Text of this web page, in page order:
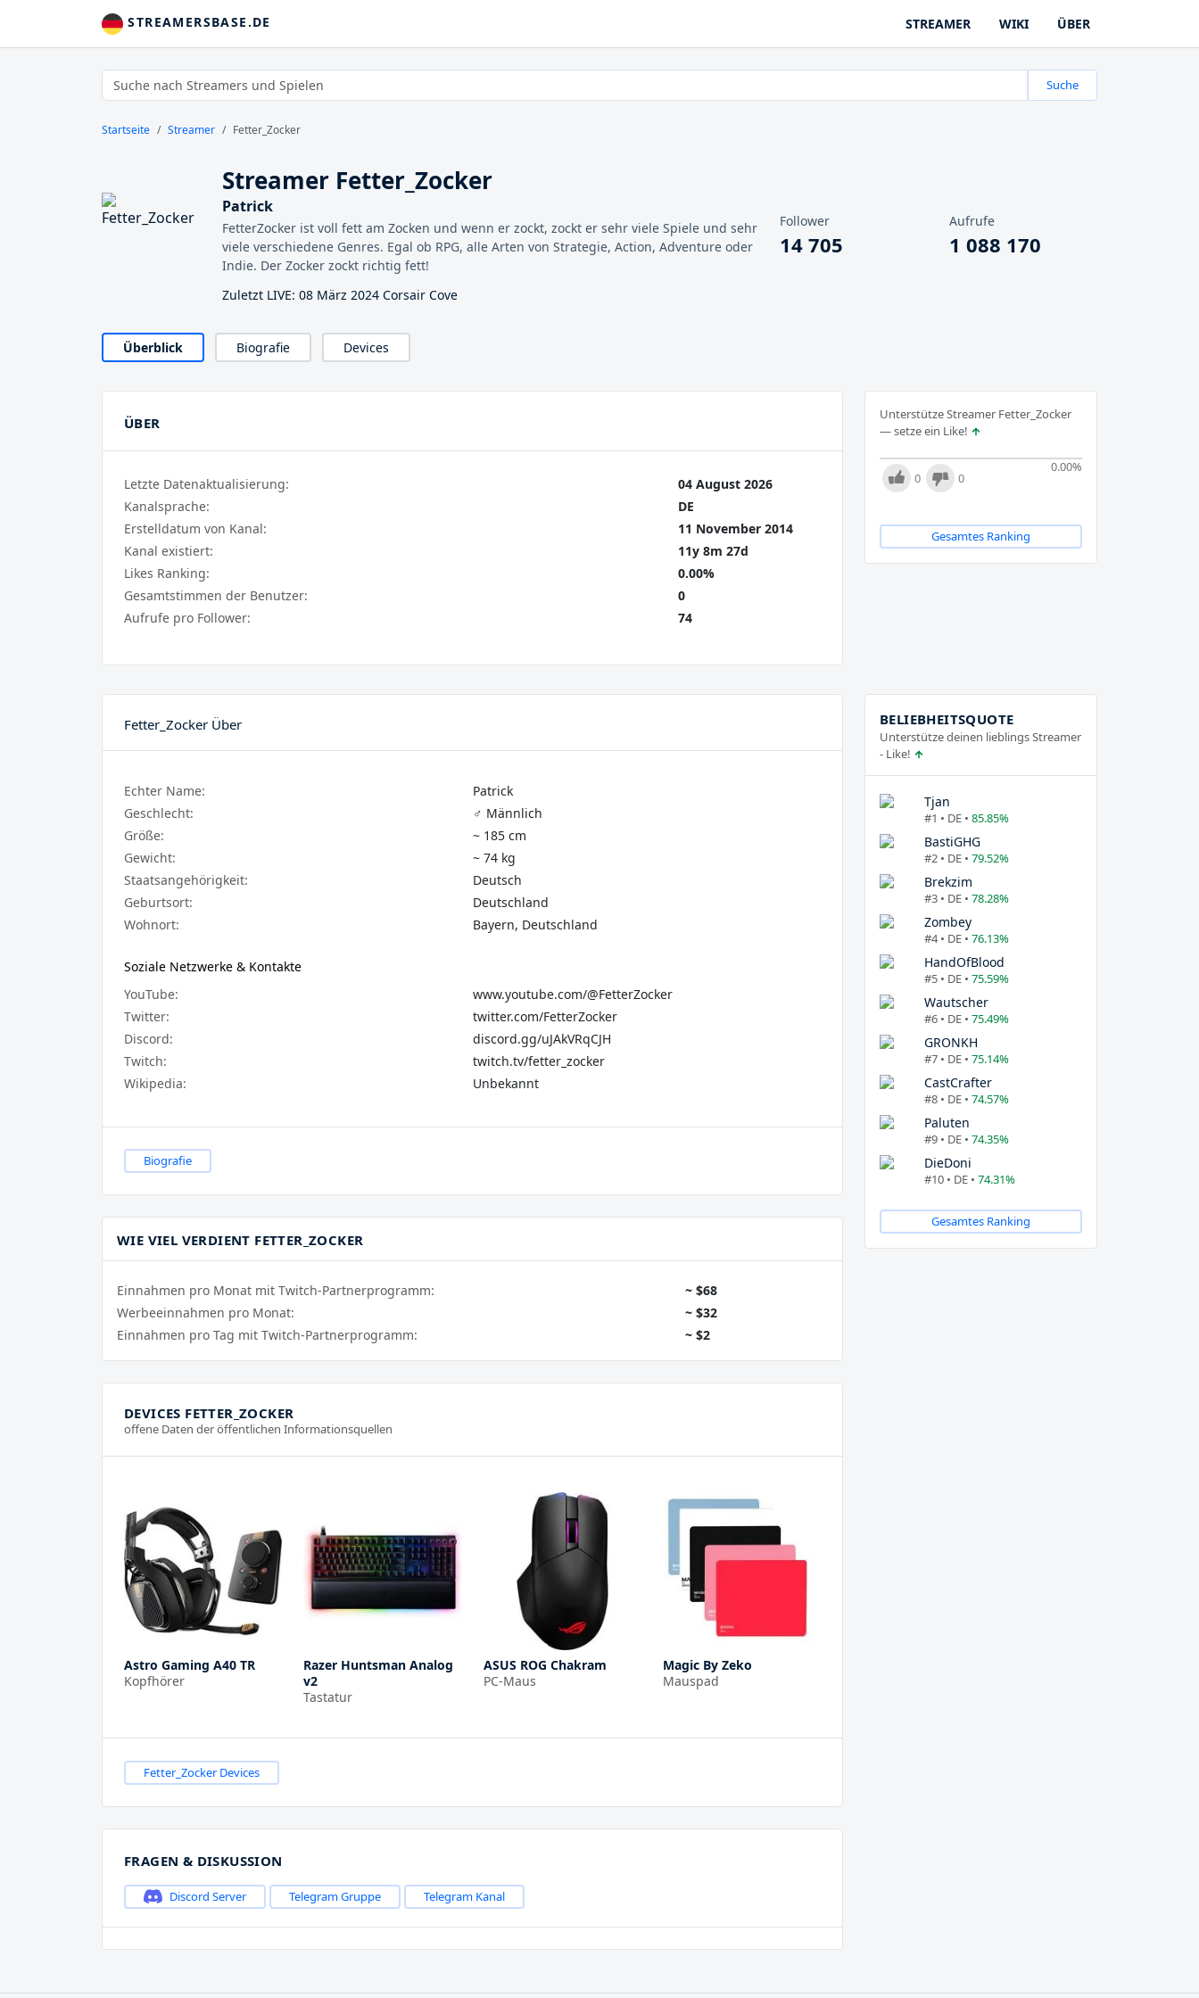
STREAMERSBASE.DE STREAMER WIKI ÜBER
Suche
Startseite Streamer Fetter_Zocker
Streamer Fetter_Zocker
Patrick
FetterZocker ist voll fett am Zocken und wenn er zockt, zockt er sehr viele Spiele und sehr
viele verschiedene Genres. Egal ob RPG, alle Arten von Strategie, Action, Adventure oder
Indie. Der Zocker zockt richtig fett!
Zuletzt LIVE: 08 März 2024 Corsair Cove
Follower
14 705
Aufrufe
1 088 170
Überblick Biografie Devices
Unterstütze Streamer Fetter_Zocker
— setze ein Like!
0.00%
0 0
Gesamtes Ranking
ÜBER
Letzte Datenaktualisierung:
04 August 2026
Kanalsprache:
DE
Erstelldatum von Kanal:
11 November 2014
Kanal existiert:
11y 8m 27d
Likes Ranking:
0.00%
Gesamtstimmen der Benutzer:
0
Aufrufe pro Follower:
74
Fetter_Zocker Über
Echter Name:
Patrick
Geschlecht:
♂️ Männlich
Größe:
~ 185 cm
Gewicht:
~ 74 kg
Staatsangehörigkeit:
Deutsch
Geburtsort:
Deutschland
Wohnort:
Bayern, Deutschland
Soziale Netzwerke & Kontakte
YouTube:
www.youtube.com/@FetterZocker
Twitter:
twitter.com/FetterZocker
Discord:
discord.gg/uJAkVRqCJH
Twitch:
twitch.tv/fetter_zocker
Wikipedia:
Unbekannt
Biografie
WIE VIEL VERDIENT FETTER_ZOCKER
Einnahmen pro Monat mit Twitch-Partnerprogramm:
~ $68
Werbeeinnahmen pro Monat:
~ $32
Einnahmen pro Tag mit Twitch-Partnerprogramm:
~ $2
DEVICES FETTER_ZOCKER
offene Daten der öffentlichen Informationsquellen
Astro Gaming A40 TR
Kopfhörer
Razer Huntsman Analog
v2
Tastatur
ASUS ROG Chakram
PC-Maus
Magic By Zeko
Mauspad
Fetter_Zocker Devices
FRAGEN & DISKUSSION
Discord Server Telegram Gruppe Telegram Kanal
BELIEBHEITSQUOTE
Unterstütze deinen lieblings Streamer
- Like!
Tjan
#1 • DE • 85.85%
BastiGHG
#2 • DE • 79.52%
Brekzim
#3 • DE • 78.28%
Zombey
#4 • DE • 76.13%
HandOfBlood
#5 • DE • 75.59%
Wautscher
#6 • DE • 75.49%
GRONKH
#7 • DE • 75.14%
CastCrafter
#8 • DE • 74.57%
Paluten
#9 • DE • 74.35%
DieDoni
#10 • DE • 74.31%
Gesamtes Ranking